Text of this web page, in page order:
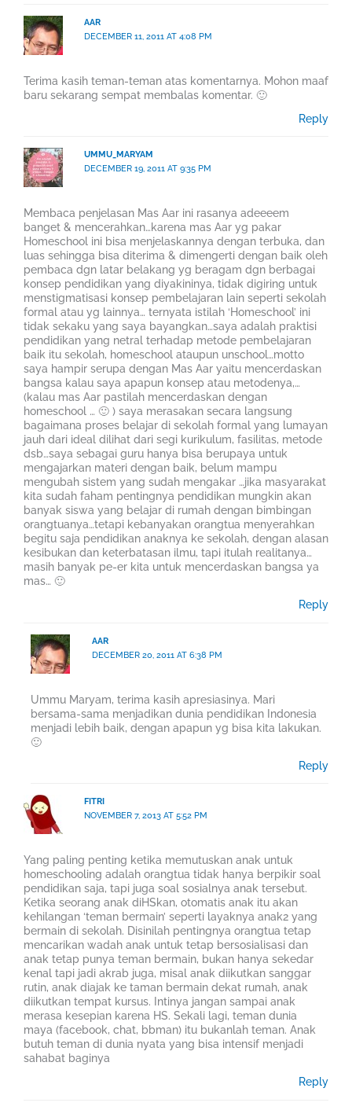
AAR
DECEMBER 11, 2011 AT 4:08 PM
Terima kasih teman-teman atas komentarnya. Mohon maaf
baru sekarang sempat membalas komentar. 🙂
Reply
UMMU_MARYAM
DECEMBER 19, 2011 AT 9:35 PM
Membaca penjelasan Mas Aar ini rasanya adeeeem
banget & mencerahkan…karena mas Aar yg pakar
Homeschool ini bisa menjelaskannya dengan terbuka, dan
luas sehingga bisa diterima & dimengerti dengan baik oleh
pembaca dgn latar belakang yg beragam dgn berbagai
konsep pendidikan yang diyakininya, tidak digiring untuk
menstigmatisasi konsep pembelajaran lain seperti sekolah
formal atau yg lainnya… ternyata istilah ‘Homeschool’ ini
tidak sekaku yang saya bayangkan…saya adalah praktisi
pendidikan yang netral terhadap metode pembelajaran
baik itu sekolah, homeschool ataupun unschool…motto
saya hampir serupa dengan Mas Aar yaitu mencerdaskan
bangsa kalau saya apapun konsep atau metodenya,…
(kalau mas Aar pastilah mencerdaskan dengan
homeschool … 🙂 ) saya merasakan secara langsung
bagaimana proses belajar di sekolah formal yang lumayan
jauh dari ideal dilihat dari segi kurikulum, fasilitas, metode
dsb…saya sebagai guru hanya bisa berupaya untuk
mengajarkan materi dengan baik, belum mampu
mengubah sistem yang sudah mengakar …jika masyarakat
kita sudah faham pentingnya pendidikan mungkin akan
banyak siswa yang belajar di rumah dengan bimbingan
orangtuanya…tetapi kebanyakan orangtua menyerahkan
begitu saja pendidikan anaknya ke sekolah, dengan alasan
kesibukan dan keterbatasan ilmu, tapi itulah realitanya…
masih banyak pe-er kita untuk mencerdaskan bangsa ya
mas… 🙂
Reply
AAR
DECEMBER 20, 2011 AT 6:38 PM
Ummu Maryam, terima kasih apresiasinya. Mari
bersama-sama menjadikan dunia pendidikan Indonesia
menjadi lebih baik, dengan apapun yg bisa kita lakukan.
🙂
Reply
FITRI
NOVEMBER 7, 2013 AT 5:52 PM
Yang paling penting ketika memutuskan anak untuk
homeschooling adalah orangtua tidak hanya berpikir soal
pendidikan saja, tapi juga soal sosialnya anak tersebut.
Ketika seorang anak diHSkan, otomatis anak itu akan
kehilangan ‘teman bermain’ seperti layaknya anak2 yang
bermain di sekolah. Disinilah pentingnya orangtua tetap
mencarikan wadah anak untuk tetap bersosialisasi dan
anak tetap punya teman bermain, bukan hanya sekedar
kenal tapi jadi akrab juga, misal anak diikutkan sanggar
rutin, anak diajak ke taman bermain dekat rumah, anak
diikutkan tempat kursus. Intinya jangan sampai anak
merasa kesepian karena HS. Sekali lagi, teman dunia
maya (facebook, chat, bbman) itu bukanlah teman. Anak
butuh teman di dunia nyata yang bisa intensif menjadi
sahabat baginya
Reply